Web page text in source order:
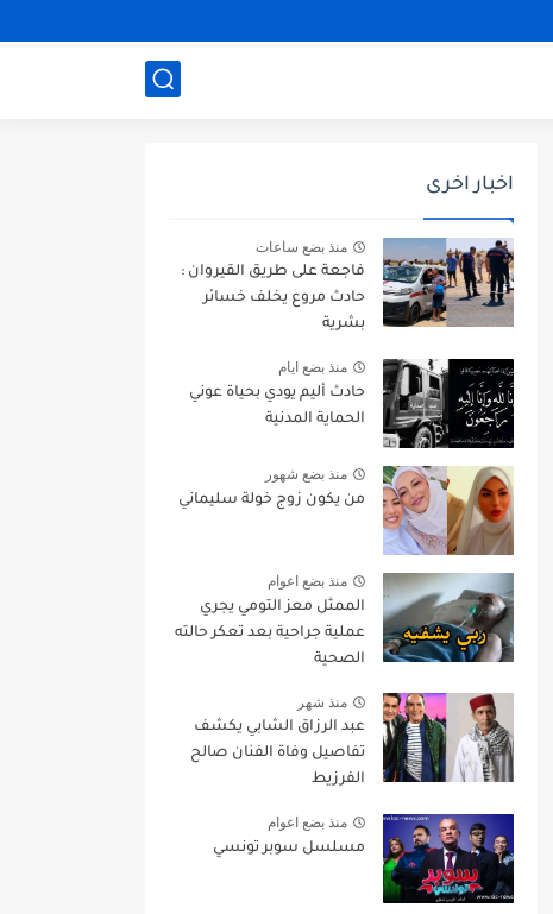
اخبار اخرى
منذ بضع ساعات
فاجعة على طريق القيروان :
حادث مروع يخلف خسائر
بشرية
منذ بضع ايام
حادث أليم يودي بحياة عوني
الحماية المدنية
منذ بضع شهور
من يكون زوج خولة سليماني
منذ بضع اعوام
الممثل معز التومي يجري
عملية جراحية بعد تعكر حالته
الصحية
منذ شهر
عبد الرزاق الشابي يكشف
تفاصيل وفاة الفنان صالح
الفرزيط
منذ بضع اعوام
مسلسل سوبر تونسي